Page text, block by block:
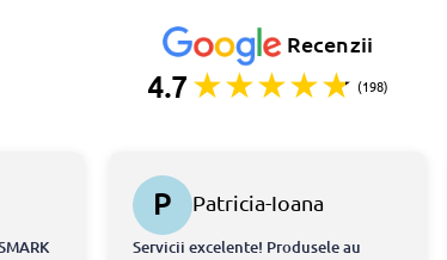
Recenzii
4.7 (198)
P
Patricia-Ioana
Servicii excelente! Produsele au